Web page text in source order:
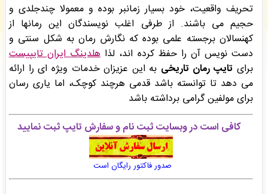
ایران تایپیست. شعبه انقلاب
: سفارش صفحه آرایی در Word شما بررسی و پیش فاکتور برای شما
صادر گردید. -
( یکشنبه ۰۵/۰۵/۱۸ ۱۱:۱۲:۲۶)
معصومه فراهانی
: سفارش تایپ، صفحه آرایی شما ثبت شد به زودی توسط اپراتور بررسی خواهد
شد. -( یکشنبه ۰۵/۰۵/۱۸ ۱۱:۱۱:۴۳)
ایران تایپیست. شعبه انقلاب
: سفارش صفحه آرایی در Word شما ثبت شد به زودی توسط اپراتور
بررسی خواهد شد. -( یکشنبه ۰۵/۰۵/۱۸ ۱۱:۱۰:۵۳)
تحریف واقعیت، خود بسیار زمانبر بوده و معمولا چندجلدی و
حجیم می باشند. از طرفی اغلب نویسندگان این رمانها از
کهنسالان برجسته علمی بوده که نگارش رمان به شکل سنتی و
دست نویس آن را حفظ کرده اند، لذاهلدینگ ایران تایپیست
برای تایپ رمان تاریخی به این عزیزان خدمات ویژه ای را ارائه
می دهد تا توانسته باشد قدمی هرچند کوچک، اما یاری رسان
برای مولفین گرامی برداشته باشد
کافی است در وبسایت ثبت نام و سفارش تایپ ثبت نمایید
صدور فاکتور رایگان است